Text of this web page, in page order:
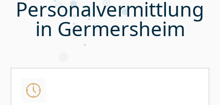
Personalvermittlung
in Germersheim